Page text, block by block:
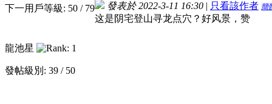
下一用戶等級: 50 / 79
龍池星
發帖級別: 39 / 50
發表於 2022-3-11 16:30 | 只看該作者 簡
这是阴宅登山寻龙点穴？好风景，赞